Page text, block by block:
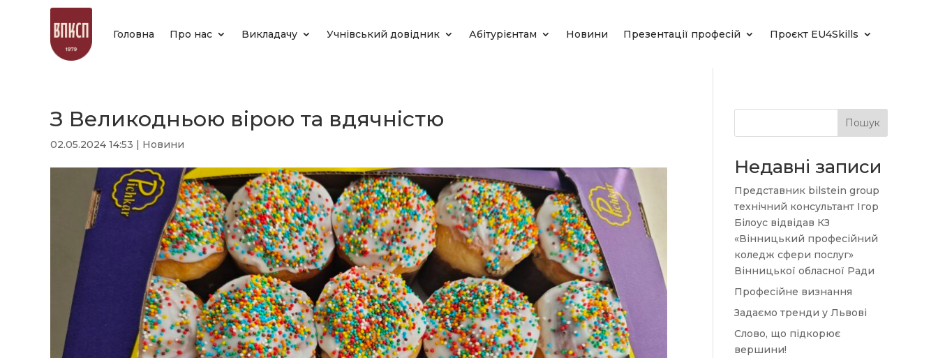
Головна Про нас Викладачу Учнівський довідник Абітурієнтам Новини Презентації професій Проєкт EU4Skills
З Великодньою вірою та вдячністю
02.05.2024 14:53 | Новини
Пошук
Недавні записи
Представник bilstein group
технічний консультант Ігор
Білоус відвідав КЗ
«Вінницький професійний
коледж сфери послуг»
Вінницької обласної Ради
Професійне визнання
Задаємо тренди у Львові
Слово, що підкорює
вершини!